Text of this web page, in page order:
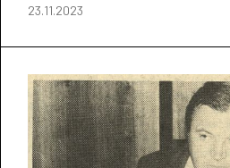
23.11.2023